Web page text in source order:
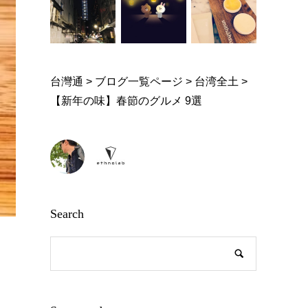
台灣通 > ブログ一覧ページ > 台湾全土 >
【新年の味】春節のグルメ 9選
Search